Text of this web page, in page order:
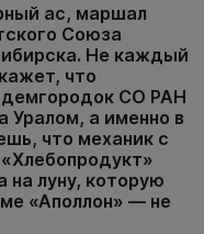
ас, маршал
Союза
Не каждый
что
СО РАН
Уралом, а именно в
что механик с
на луну, которую
«Аполлон» — не